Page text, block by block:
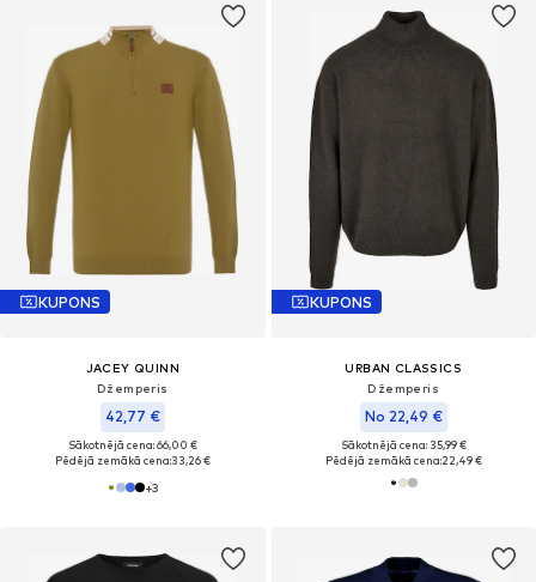
KUPONS
JACEY QUINN
Džemperis
42,77 €
Sākotnējā cena: 66,00 €
Pēdējā zemākā cena:33,26 €
+3
KUPONS
URBAN CLASSICS
Džemperis
No 22,49 €
Sākotnējā cena: 35,99 €
Pēdējā zemākā cena:22,49 €